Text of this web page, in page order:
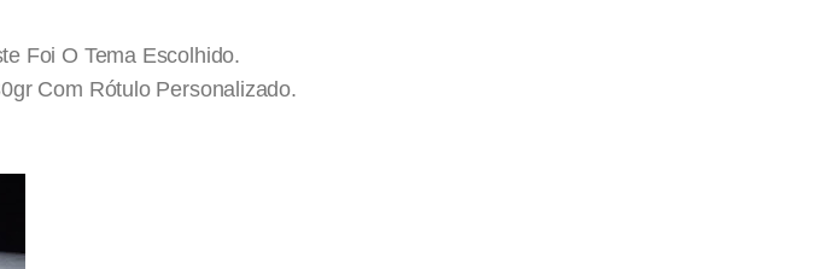
Foi O Tema Escolhido.
Com Rótulo Personalizado.